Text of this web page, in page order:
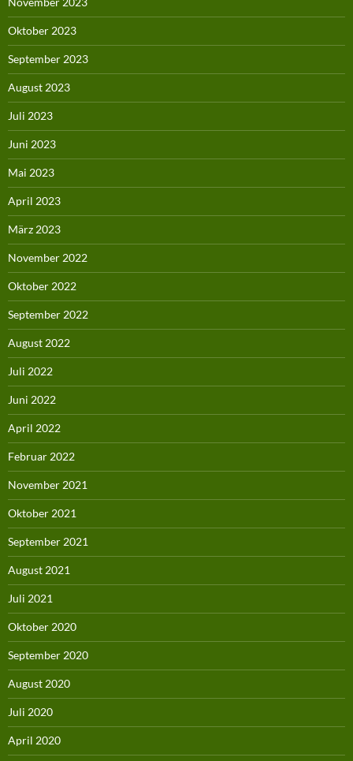
Oktober 2023
September 2023
August 2023
Juli 2023
Juni 2023
Mai 2023
April 2023
März 2023
November 2022
Oktober 2022
September 2022
August 2022
Juli 2022
Juni 2022
April 2022
Februar 2022
November 2021
Oktober 2021
September 2021
August 2021
Juli 2021
Oktober 2020
September 2020
August 2020
Juli 2020
April 2020